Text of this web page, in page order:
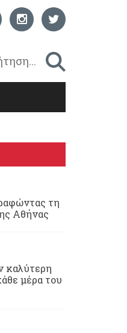
τη
Αθήνας
καλύτερη
μέρα του